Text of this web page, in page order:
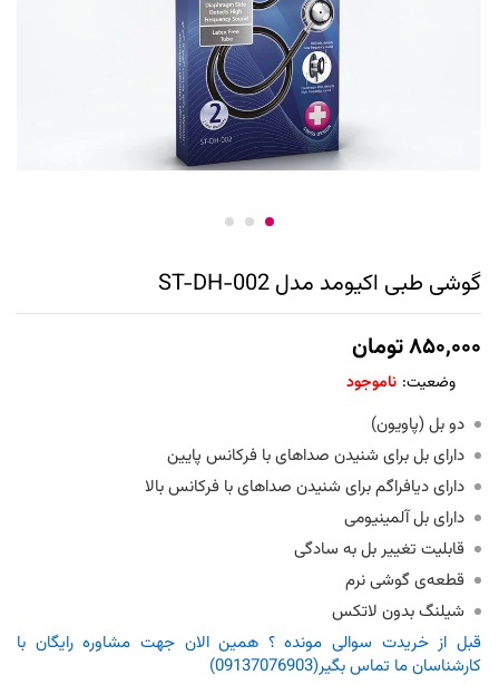
گوشی طبی اکیومد مدل ST-DH-002
۸۵۰,۰۰۰تومان
وضعیت: ناموجود
دو بل (پاویون)
دارای بل برای شنیدن صداهای با فرکانس پایین
دارای دیافراگم برای شنیدن صداهای با فرکانس بالا
دارای بل آلمینیومی
قابلیت تغییر بل به سادگی
قطعه‌ی گوشی نرم
شیلنگ بدون لاتکس
قبل از خریدت سوالی مونده ؟ همین الان جهت مشاوره رایگان با
کارشناسان ما تماس بگیر(09137076903)